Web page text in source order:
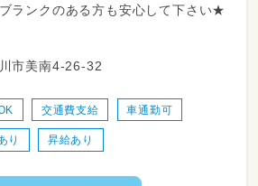
ランクのある方も安心して下さい★
市美南4-26-32
交通費支給 車通勤可
り 昇給あり